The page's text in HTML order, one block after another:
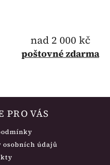
nad 2 000 kč
poštovnézdarma
PRO VÁS
osobních údajů